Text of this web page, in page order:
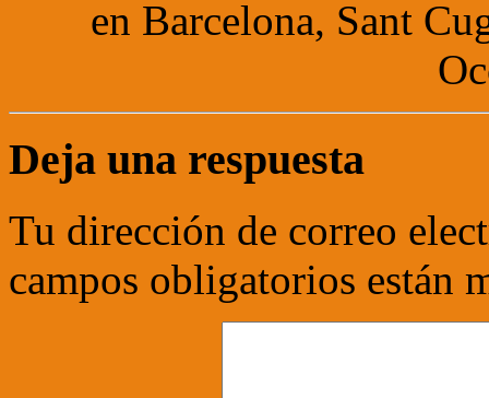
en Barcelona, Sant
Deja una respuesta
Tu dirección de correo
campos obligatorios están